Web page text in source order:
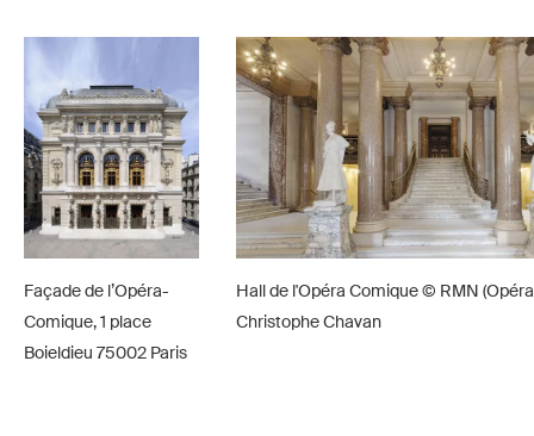
Façade de l’Opéra-
Comique, 1 place
Boieldieu 75002 Paris
Hall de l'Opéra Comique © RMN
Christophe Chavan